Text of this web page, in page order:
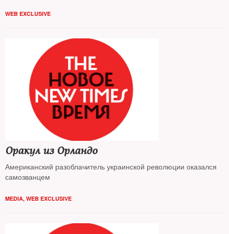
WEB EXCLUSIVE
Оракул из Орландо
Американский разоблачитель украинской революции оказался
самозванцем
MEDIA, WEB EXCLUSIVE